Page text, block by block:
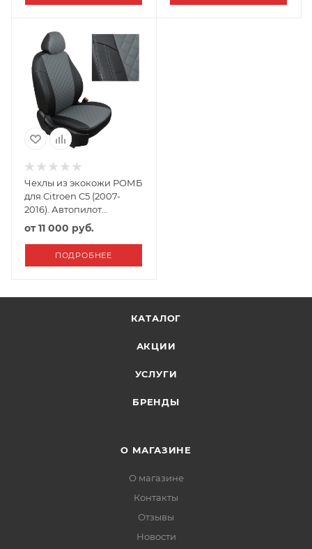
Чехлы из экокожи РОМБ
для Citroen C5 (2007-
2016). Автопилот
Черный+Серый
от11 000 руб.
ПОДРОБНЕЕ
КАТАЛОГ
АКЦИИ
УСЛУГИ
БРЕНДЫ
О МАГАЗИНЕ
О магазине
Контакты
Отзывы
Новости